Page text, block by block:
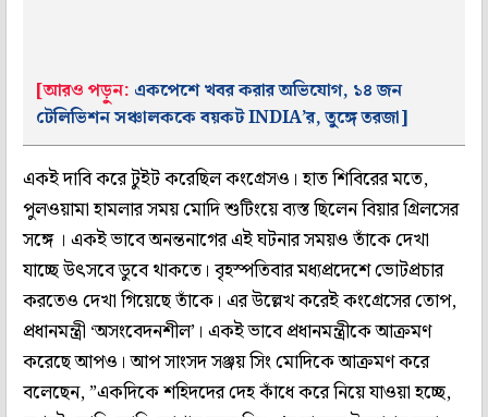
[আরও পড়ুন: একপেশে খবর করার অভিযোগ, ১৪ জন
টেলিভিশন সঞ্চালককে বয়কট INDIA’র, তুঙ্গে তরজা]
একই দাবি করে টুইট করেছিল কংগ্রেসও। হাত শিবিরের মতে,
পুলওয়ামা হামলার সময় মোদি শুটিংয়ে ব্যস্ত ছিলেন বিয়ার গ্রিলসের
সঙ্গে । একই ভাবে অনন্তনাগের এই ঘটনার সময়ও তাঁকে দেখা
যাচ্ছে উৎসবে ডুবে থাকতে। বৃহস্পতিবার মধ্যপ্রদেশে ভোটপ্রচার
করতেও দেখা গিয়েছে তাঁকে। এর উল্লেখ করেই কংগ্রেসের তোপ,
প্রধানমন্ত্রী ‘অসংবেদনশীল’। একই ভাবে প্রধানমন্ত্রীকে আক্রমণ
করেছে আপও। আপ সাংসদ সঞ্জয় সিং মোদিকে আক্রমণ করে
বলেছেন, ”একদিকে শহিদদের দেহ কাঁধে করে নিয়ে যাওয়া হচ্ছে,